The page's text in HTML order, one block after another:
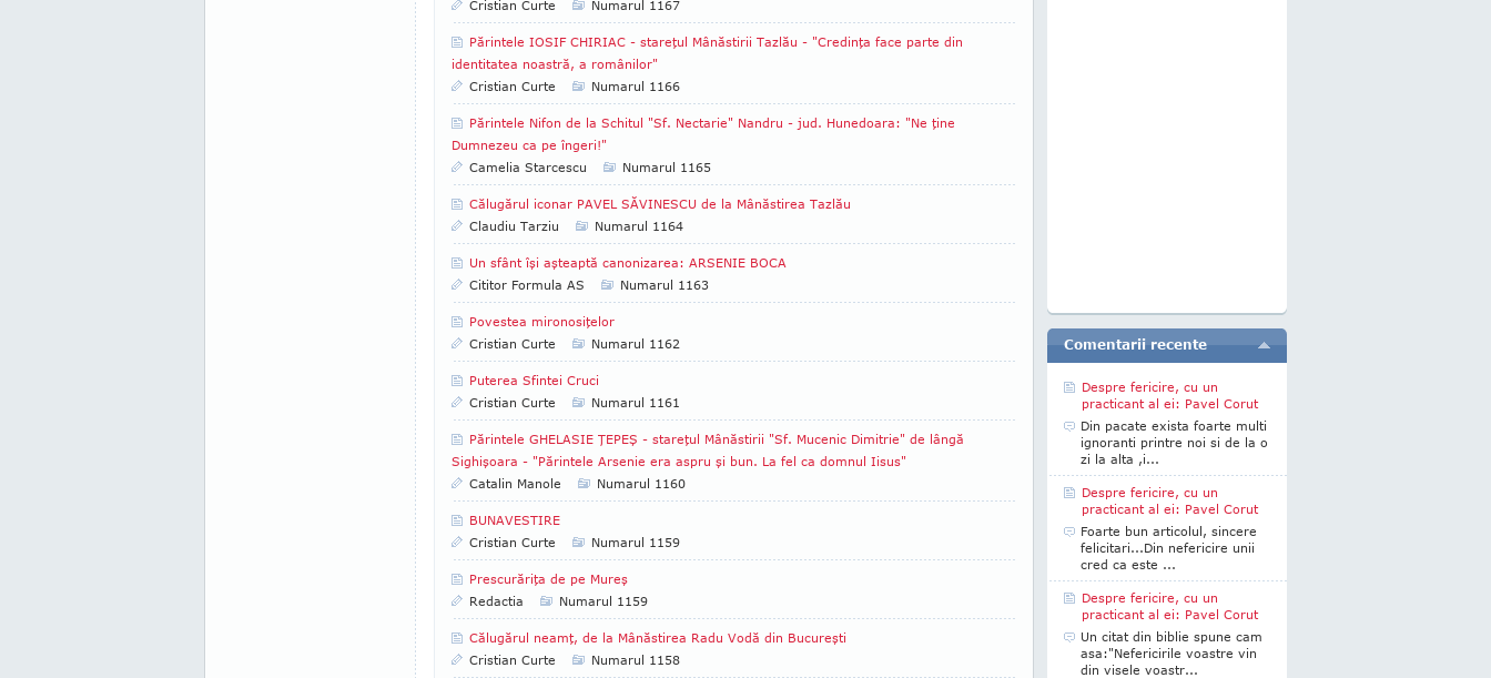
Cristian Curte
Numarul 1167
Părintele IOSIF CHIRIAC - stareţul Mânăstirii Tazlău - "Credinţa face parte din
identitatea noastră, a românilor"
Cristian Curte
Numarul 1166
Părintele Nifon de la Schitul "Sf. Nectarie" Nandru - jud. Hunedoara: "Ne ţine
Dumnezeu ca pe îngeri!"
Camelia Starcescu
Numarul 1165
Călugărul iconar PAVEL SĂVINESCU de la Mânăstirea Tazlău
Claudiu Tarziu
Numarul 1164
Un sfânt îşi aşteaptă canonizarea: ARSENIE BOCA
Cititor Formula AS
Numarul 1163
Povestea mironosiţelor
Cristian Curte
Numarul 1162
Puterea Sfintei Cruci
Cristian Curte
Numarul 1161
Părintele GHELASIE ŢEPEŞ - stareţul Mânăstirii "Sf. Mucenic Dimitrie" de lângă
Sighişoara - "Părintele Arsenie era aspru şi bun. La fel ca domnul Iisus"
Catalin Manole
Numarul 1160
BUNAVESTIRE
Cristian Curte
Numarul 1159
Prescurăriţa de pe Mureş
Redactia
Numarul 1159
Călugărul neamţ, de la Mânăstirea Radu Vodă din Bucureşti
Cristian Curte
Numarul 1158
Comentarii recente
Despre fericire, cu un
practicant al ei: Pavel Corut
Din pacate exista foarte multi
ignoranti printre noi si de la o
zi la alta ,i...
Despre fericire, cu un
practicant al ei: Pavel Corut
Foarte bun articolul, sincere
felicitari...Din nefericire unii
cred ca este ...
Despre fericire, cu un
practicant al ei: Pavel Corut
Un citat din biblie spune cam
asa:"Nefericirile voastre vin
din visele voastr...